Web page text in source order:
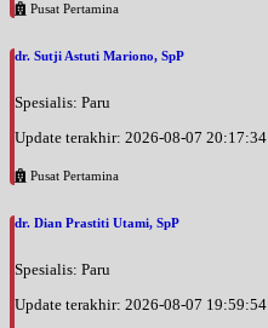
Pusat Pertamina
dr. Sutji Astuti Mariono, SpP
Spesialis: Paru
Update terakhir: 2026-08-07 20:17:34
Pusat Pertamina
dr. Dian Prastiti Utami, SpP
Spesialis: Paru
Update terakhir: 2026-08-07 19:59:54